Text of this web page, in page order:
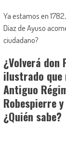
Ya estamos en
Díaz de Ayuso
ciudadano?
¿Volverá don
ilustrado que
Antiguo
Robespierre
¿Quién sabe?